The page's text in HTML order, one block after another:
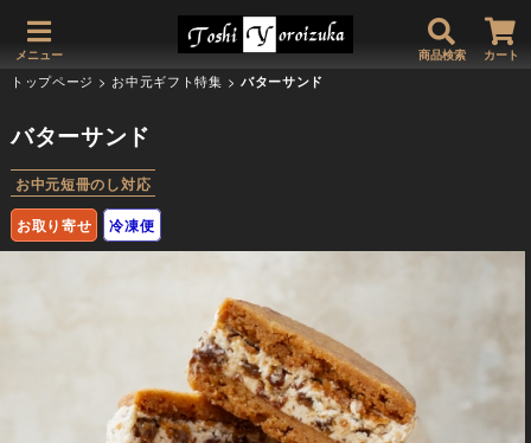
メニュー 商品検索 カート
トップページ > お中元ギフト特集 > バターサンド
バターサンド
お中元短冊のし対応
お取り寄せ
冷凍便